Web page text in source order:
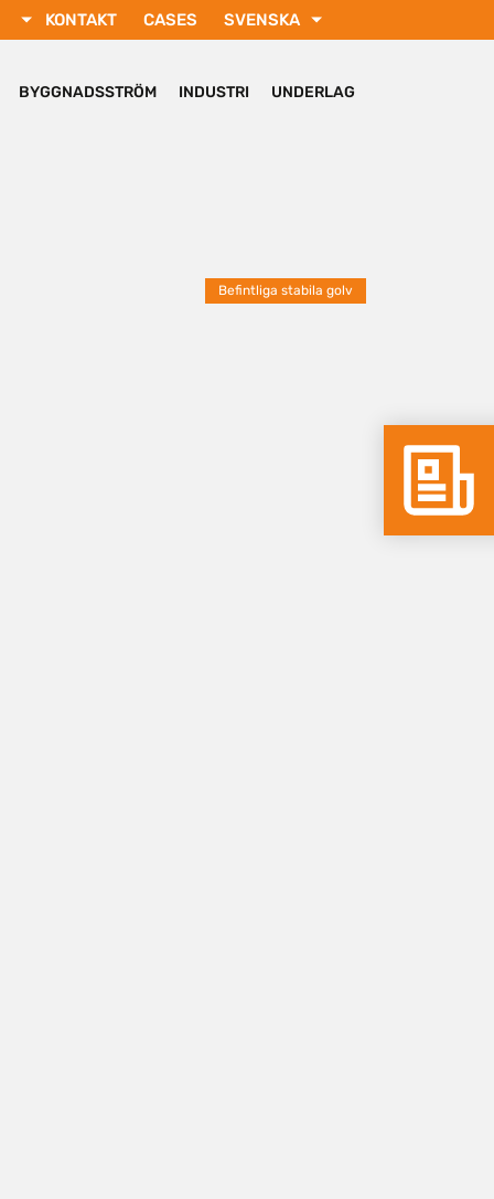
KONTAKT CASES SVENSKA
ENGLISH
BYGGNADSSTRÖM INDUSTRI UNDERLAG
Befintliga stabila golv